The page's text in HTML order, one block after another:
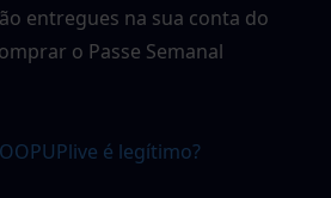
entregues na sua conta do
o Passe Semanal
é legítimo?